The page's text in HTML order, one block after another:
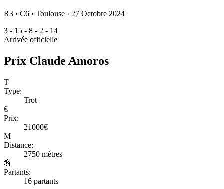
R3 › C6 › Toulouse › 27 Octobre 2024
3 - 15 - 8 - 2 - 14
Arrivée officielle
Prix Claude Amoros
T
Type:
Trot
€
Prix:
21000€
M
Distance:
2750 mètres
🏇
Partants:
16 partants